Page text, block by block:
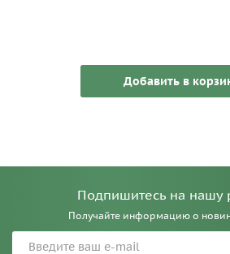
Добавить в
Подпишитесь на нашу
Получайте информацию о